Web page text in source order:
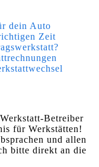
dein Auto
Zeit
Betreiber
für Werkstätten!
und allen
bitte direkt an die